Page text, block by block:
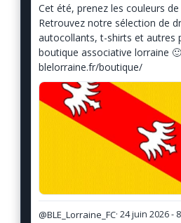
Cet été, prenez les couleurs
Retrouvez notre sélection de
autocollants, t-shirts et autres
boutique associative lorraine
blelorraine.fr/boutique/
@BLE_Lorraine_FC· 24 juin 2026 -